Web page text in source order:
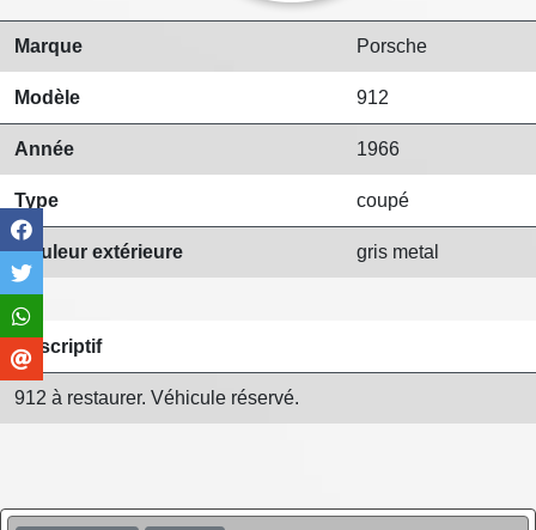
Marque Porsche
Modèle 912
Année 1966
Type coupé
Couleur extérieure gris metal
Descriptif
912 à restaurer. Véhicule réservé.